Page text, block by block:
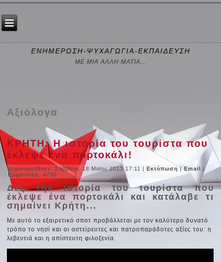
ΕΝΗΜΕΡΩΣΗ-ΨΥΧΑΓΩΓΙΑ-ΕΚΠΑΙΔΕΥΣΗ
ΜΕ ΜΙΑ ΑΛΛΗ ΜΑΤΙΑ...
Αξιόλογα
ΚΡΗΤΗ: Η ιστορία του τουρίστα που
έκλεψε ένα πορτοκάλι!
Δημιουργήθηκε: Σάββατο, 18 Μαϊος 2013 17:11 |Εκτύπωση|Email |
Εμφανίσεις: 4756
Δες την ιστορία του τουρίστα που
έκλεψε ένα πορτοκάλι και κατάλαβε τι
σημαίνει Κρήτη...
Με αυτό το εξαιρετικό σποτ προβάλλεται με τον καλύτερο δυνατό
τρόπο το νησί και οι αστείρευτες και πατροπαράδοτες αξίες του: η
λεβεντιά και η απίστευτη φιλοξενία.